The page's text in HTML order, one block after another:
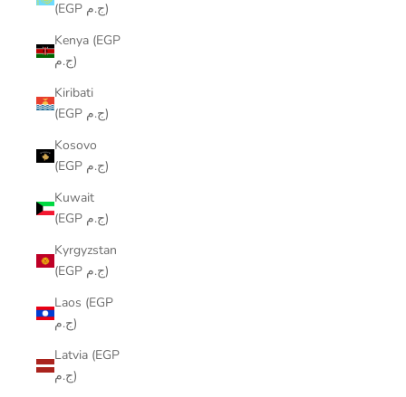
(EGP ج.م)
Kenya (EGP
ج.م)
Kiribati
(EGP ج.م)
Kosovo
(EGP ج.م)
Kuwait
(EGP ج.م)
Kyrgyzstan
(EGP ج.م)
Laos (EGP
ج.م)
Latvia (EGP
ج.م)